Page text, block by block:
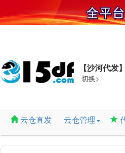
【沙河代发】
切换>
云仓直发 云仓管理